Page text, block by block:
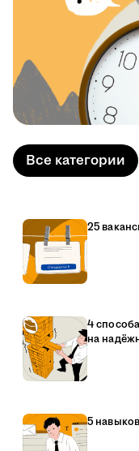
Все категории
25
4
на
5